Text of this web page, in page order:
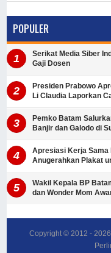
POPULER
Serikat Media Siber
Gaji Dosen
Presiden Prabowo
Li Claudia Laporkan
Pemko Batam
Banjir dan Galodo di
Apresiasi Kerja Sama
Anugerahkan Plakat
Wakil Kepala BP
dan Wonder Mom
Copyright © 2012 - 2026